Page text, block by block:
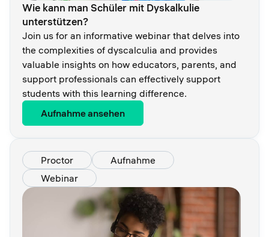
Wie kann man Schüler mit Dyskalkulie
unterstützen?
Join us for an informative webinar that delves into
the complexities of dyscalculia and provides
valuable insights on how educators, parents, and
support professionals can effectively support
students with this learning difference.
Aufnahme ansehen
Proctor
Aufnahme
Webinar